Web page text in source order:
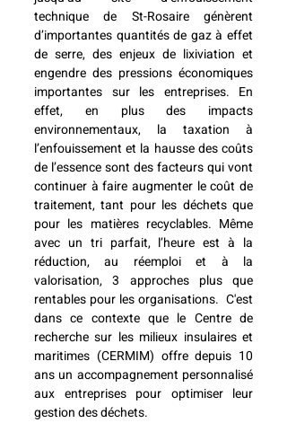
technique de St-Rosaire génèrent
d’importantes quantités de gaz à effet
de serre, des enjeux de lixiviation et
engendre des pressions économiques
importantes sur les entreprises. En
effet, en plus des impacts
environnementaux, la taxation à
l’enfouissement et la hausse des coûts
de l’essence sont des facteurs qui vont
continuer à faire augmenter le coût de
traitement, tant pour les déchets que
pour les matières recyclables. Même
avec un tri parfait, l’heure est à la
réduction, au réemploi et à la
valorisation, 3 approches plus que
rentables pour les organisations.  C'est
dans ce contexte que le Centre de
recherche sur les milieux insulaires et
maritimes (CERMIM) offre depuis 10
ans un accompagnement personnalisé
aux entreprises pour optimiser leur
gestion des déchets.